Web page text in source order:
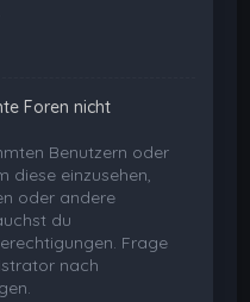
Foren nicht
Benutzern oder
diese einzusehen,
oder andere
du
Frage
nach